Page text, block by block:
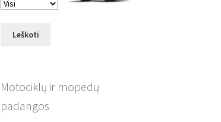
Leškoti
Motociklų ir mopedų
padangos